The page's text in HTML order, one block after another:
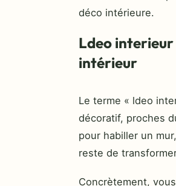
déco intérieure.
Ldeo
intérieur
Le terme « ldeo
décoratif, proches
pour habiller un
reste de
Concrètement,